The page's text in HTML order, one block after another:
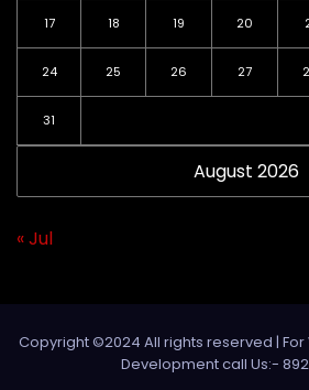
August 2026
17 18 19 20
24 25 26 27
31
« Jul
Copyright ©2024 All rights reserved |
Development call Us:-